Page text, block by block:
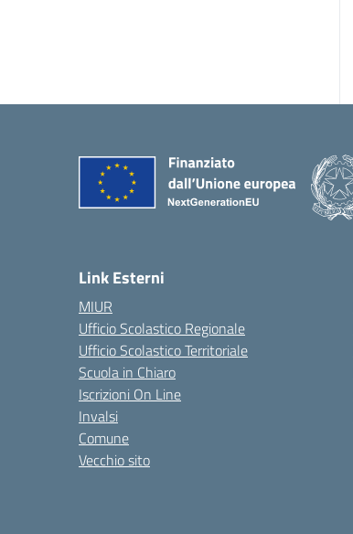
Link Esterni
MIUR
Ufficio Scolastico Regionale
Ufficio Scolastico Territoriale
Scuola in Chiaro
Iscrizioni On Line
Invalsi
Comune
Vecchio sito